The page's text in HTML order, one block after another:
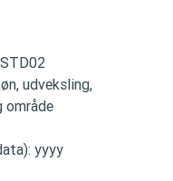
udveksling,
område
yyyy